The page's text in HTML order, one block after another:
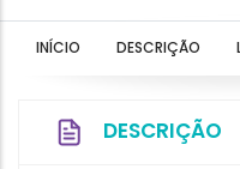
INÍCIO DESCRIÇÃO
DESCRIÇÃO